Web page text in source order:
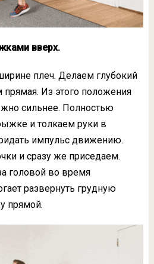
вверх.
плеч. Делаем глубокий
прямая. Из этого положения
сильнее. Полностью
и толкаем руки в
импульс движению.
и сразу же приседаем.
головой во время
развернуть грудную
прямой.